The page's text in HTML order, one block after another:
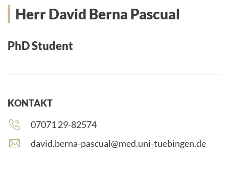
Herr David Berna Pascual
PhD Student
KONTAKT
Telefonnummer:
07071 29-82574
E
david.berna-pascual@med.uni-tuebingen.de